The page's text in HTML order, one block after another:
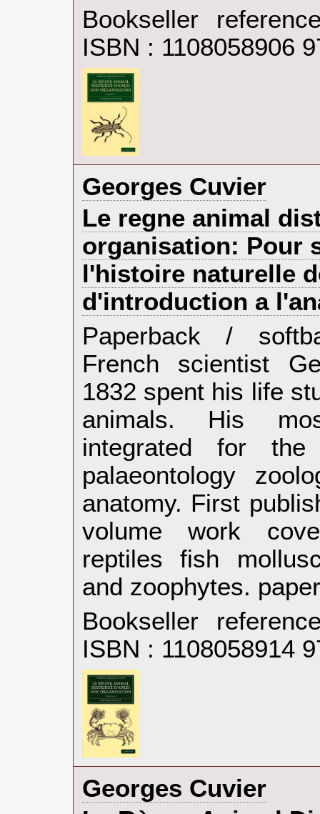
Bookseller
ISBN : 1108058906
‎Georges Cuvier‎
‎Le regne animal
organisation: Pour
l'histoire naturelle
d'introduction a
‎Paperback /
French scientist
1832 spent his life
animals. His
integrated for
palaeontology
anatomy. First
volume work
reptiles fish
and zoophytes.
Bookseller
ISBN : 1108058914
‎Georges Cuvier‎